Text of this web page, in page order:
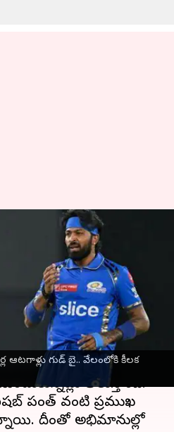
ఆటగాళ్లు గుడ్ బై.. వేలంలోకి కీలక
ఐపీఎల్
స్టార్ల
వేలంలోకి కీలక
30, 2024 12:02 pm
తెలుస్తోంది.
పంత్ వంటి ప్రముఖ
దీంతో అభిమానుల్లో